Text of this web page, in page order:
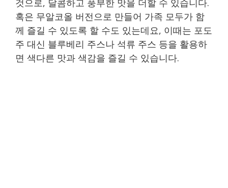
혹은 무알코올 버전으로 만들어 가족 모두가 함
께 즐길 수 있도록 할 수도 있는데요, 이때는 포도
주 대신 블루베리 주스나 석류 주스 등을 활용하
면 색다른 맛과 색감을 즐길 수 있습니다.